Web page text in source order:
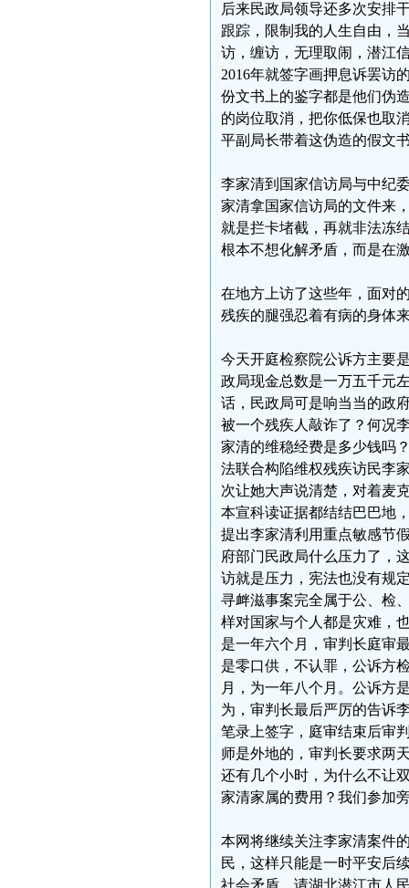
后来民政局领导还多次安排
跟踪，限制我的人生自由，
访，缠访，无理取闹，潜江
2016年就签字画押息诉罢访
份文书上的鉴字都是他们伪
的岗位取消，把你低保也取
平副局长带着这伪造的假文
李家清到国家信访局与中纪
家清拿国家信访局的文件来
就是拦卡堵截，再就非法冻
根本不想化解矛盾，而是在
在地方上访了这些年，面对
残疾的腿强忍着有病的身体
今天开庭检察院公诉方主要
政局现金总数是一万五千元
话，民政局可是响当当的政
被一个残疾人敲诈了？何况
家清的维稳经费是多少钱吗
法联合构陷维权残疾访民李
次让她大声说清楚，对着麦
本宣科读证据都结结巴巴地
提出李家清利用重点敏感节
府部门民政局什么压力了，
访就是压力，宪法也没有规
寻衅滋事案完全属于公、检
样对国家与个人都是灾难，
是一年六个月，审判长庭审
是零口供，不认罪，公诉方
月，为一年八个月。公诉方
为，审判长最后严厉的告诉
笔录上签字，庭审结束后审
师是外地的，审判长要求两
还有几个小时，为什么不让
家清家属的费用？我们参加
本网将继续关注李家清案件
民，这样只能是一时平安后
社会矛盾，请湖北潜江市人